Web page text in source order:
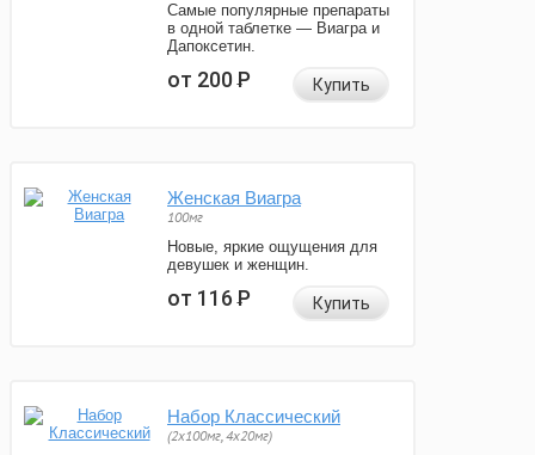
Самые популярные препараты
в одной таблетке — Виагра и
Дапоксетин.
от 200Р Купить
Женская Виагра
100мг
Новые, яркие ощущения для
девушек и женщин.
от 116Р Купить
Набор Классический
(2x100мг, 4x20мг)